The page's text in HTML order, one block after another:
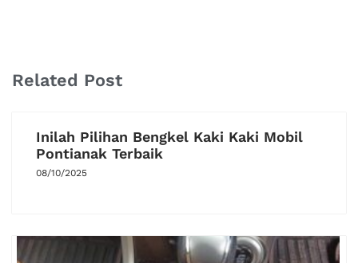
Related Post
Inilah Pilihan Bengkel Kaki Kaki Mobil
Pontianak Terbaik
08/10/2025